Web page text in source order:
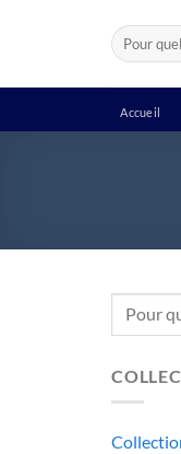
Recherche
pour :
Accueil
Recherche